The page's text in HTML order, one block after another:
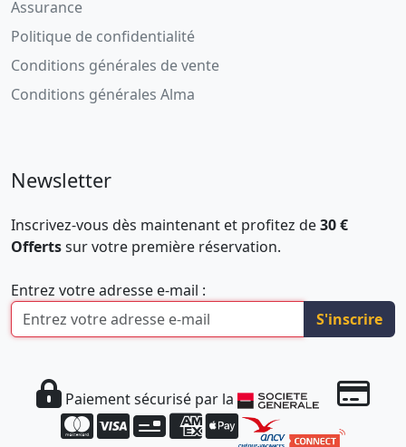
Assurance
Politique de confidentialité
Conditions générales de vente
Conditions générales Alma
Newsletter
Inscrivez-vous dès maintenant et profitez de30 €
Offertssur votre première réservation.
Entrez votre adresse e-mail :
S'inscrire
Paiement sécurisé par la